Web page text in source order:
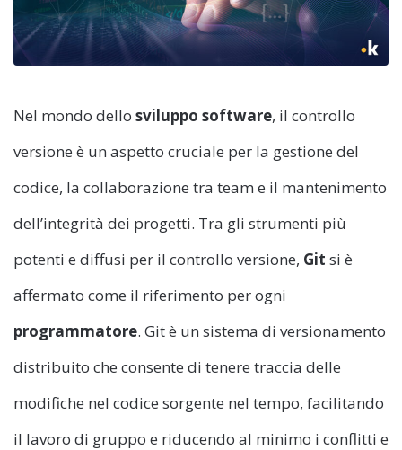
Nel mondo dello sviluppo software, il controllo
versione è un aspetto cruciale per la gestione del
codice, la collaborazione tra team e il mantenimento
dell’integrità dei progetti. Tra gli strumenti più
potenti e diffusi per il controllo versione, Git si è
affermato come il riferimento per ogni
programmatore. Git è un sistema di versionamento
distribuito che consente di tenere traccia delle
modifiche nel codice sorgente nel tempo, facilitando
il lavoro di gruppo e riducendo al minimo i conflitti e